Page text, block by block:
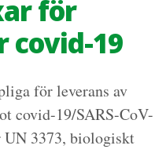
på kasserade läkemedel
för
covid-19
för leverans av
covid-19/SARS-CoV-
3373, biologiskt